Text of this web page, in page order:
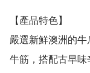
【產品特色】
嚴選新鮮澳洲的
牛筋，搭配古早